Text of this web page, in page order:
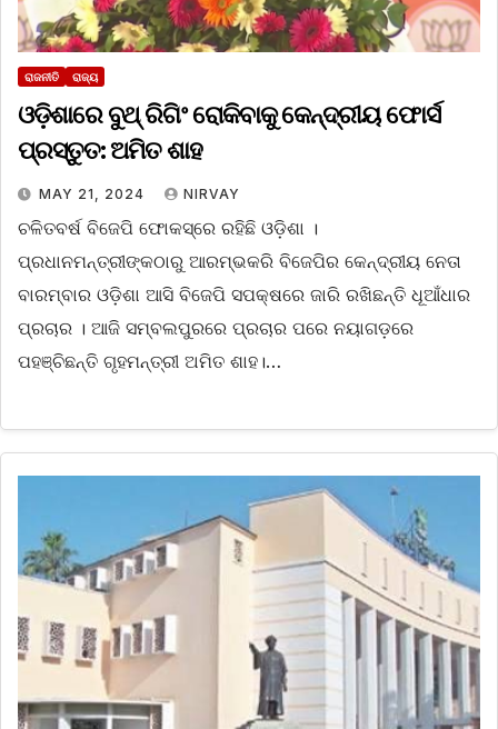
ରାଜନୀତି ରାଜ୍ୟ
ଓଡ଼ିଶାରେ ବୁଥ୍‌ ରିଗିଂ ରୋକିବାକୁ କେନ୍ଦ୍ରୀୟ ଫୋର୍ସ
ପ୍ରସ୍ତୁତ: ଅମିତ ଶାହ
MAY 21, 2024 NIRVAY
ଚଳିତବର୍ଷ ବିଜେପି ଫୋକସ୍‌ରେ ରହିଛି ଓଡ଼ିଶା ।
ପ୍ରଧାନମନ୍ତ୍ରୀଙ୍କଠାରୁ ଆରମ୍ଭକରି ବିଜେପିର କେନ୍ଦ୍ରୀୟ ନେତା
ବାରମ୍ବାର ଓଡ଼ିଶା ଆସି ବିଜେପି ସପକ୍ଷରେ ଜାରି ରଖିଛନ୍ତି ଧୂଆଁଧାର
ପ୍ରଚାର । ଆଜି ସମ୍ବଲପୁରରେ ପ୍ରଚାର ପରେ ନୟାଗଡ଼ରେ
ପହଞ୍ଚିଛନ୍ତି ଗୃହମନ୍ତ୍ରୀ ଅମିତ ଶାହ।…